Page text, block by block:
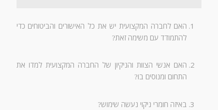
האם לחברה המקצועית יש את כל האישורים והביטוחים כדי
להתמודד עם משימה זאת?
האם אנשי הצוות והניקיון של החברה המקצועית למדו את
התחום ומנוסים בו?
באיזה חומרי ניקוי נעשה שימוש?